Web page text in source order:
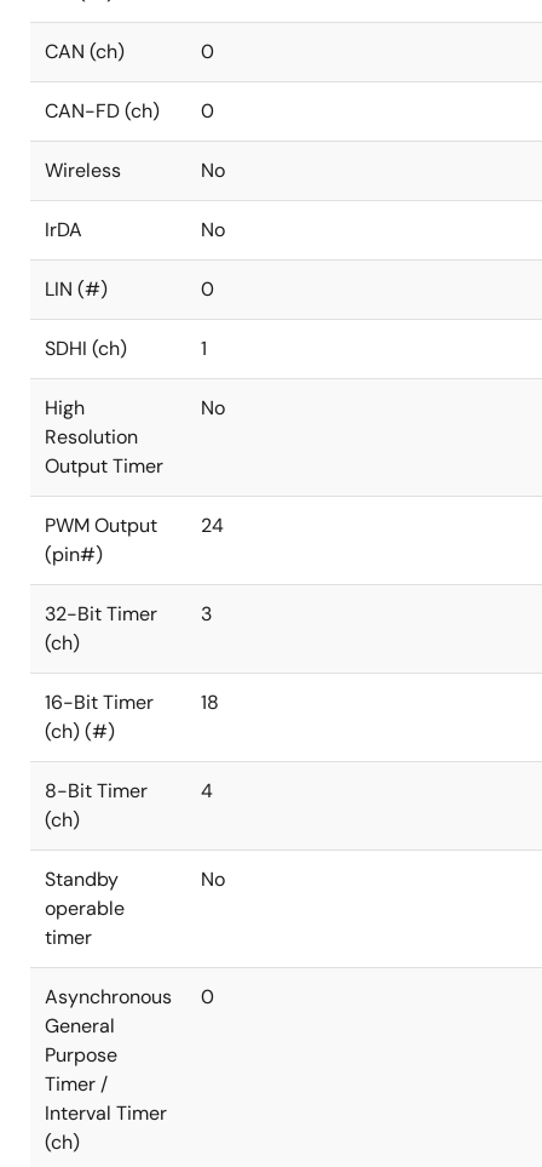
CAN (ch) 0
CAN-FD (ch) 0
Wireless No
IrDA No
LIN (#) 0
SDHI (ch) 1
High
Resolution
Output Timer
No
PWM Output
(pin#)
24
32-Bit Timer
(ch)
3
16-Bit Timer
(ch) (#)
18
8-Bit Timer
(ch)
4
Standby
operable
timer
No
Asynchronous
General
Purpose
Timer /
Interval Timer
(ch)
0